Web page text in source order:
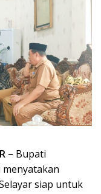
– Bupati
menyatakan
siap untuk